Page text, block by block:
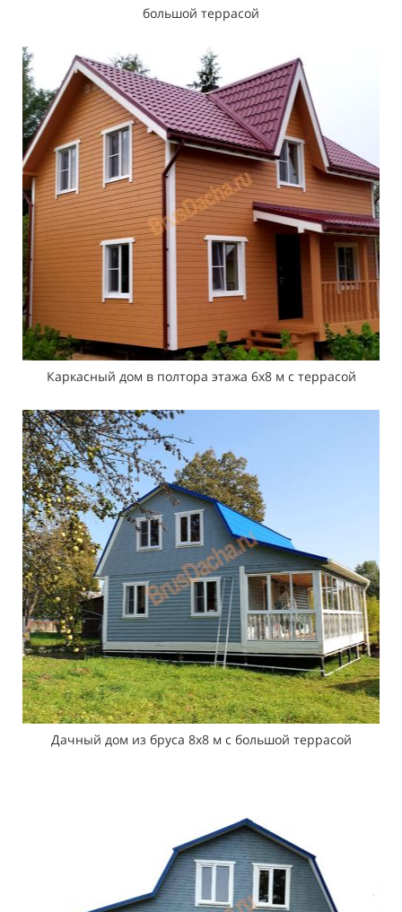
большой террасой
Каркасный дом в полтора этажа 6х8 м с террасой
Дачный дом из бруса 8х8 м с большой террасой